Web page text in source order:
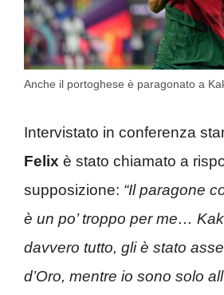
Anche il portoghese è paragonato a
Intervistato in conferenza
Felix è stato chiamato a
supposizione: “Il paragone
è un po’ troppo per me…
davvero tutto, gli è stato
d’Oro, mentre io sono solo